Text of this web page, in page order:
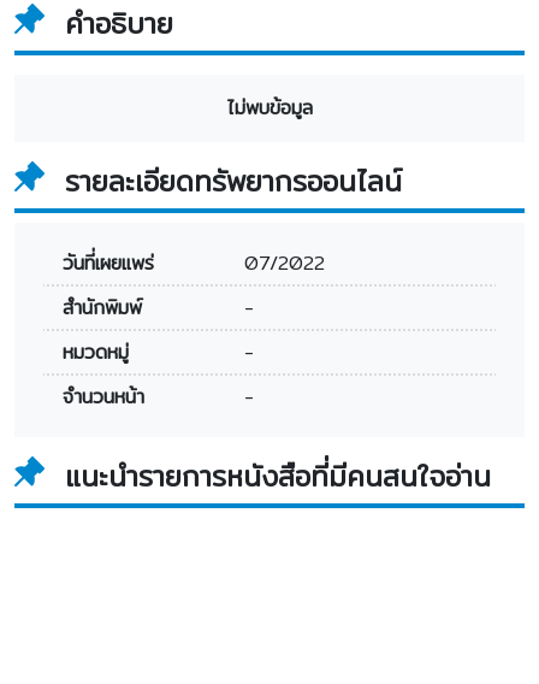
คำอธิบาย
ไม่พบข้อมูล
รายละเอียดทรัพยากรออนไลน์
วันที่เผยแพร่
07/2022
สำนักพิมพ์
-
หมวดหมู่
-
จำนวนหน้า
-
แนะนำรายการหนังสือที่มีคนสนใจอ่าน